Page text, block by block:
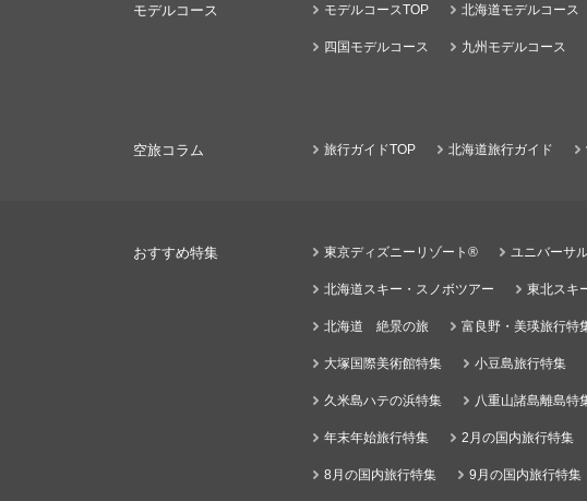
モデルコース モデルコースTOP 北海道モデルコース
四国モデルコース 九州モデルコース
空旅コラム 旅行ガイドTOP 北海道旅行ガイド
おすすめ特集 東京ディズニーリゾート® ユニバーサ
北海道スキー・スノボツアー 東北スキ
北海道 絶景の旅 富良野・美瑛旅行特
大塚国際美術館特集 小豆島旅行特集
久米島ハテの浜特集 八重山諸島離島特
年末年始旅行特集 2月の国内旅行特集
8月の国内旅行特集 9月の国内旅行特集